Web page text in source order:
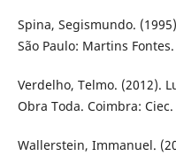
Spina, Segismundo.
São Paulo: Martins Fontes.
Verdelho, Telmo. (2012).
Obra Toda. Coimbra: Ciec.
Wallerstein, Immanuel.